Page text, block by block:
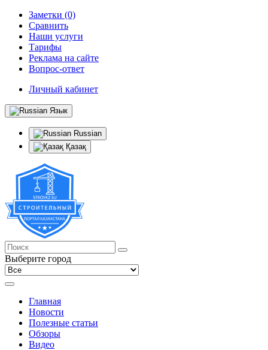
Заметки (0)
Сравнить
Наши услуги
Тарифы
Реклама на сайте
Вопрос-ответ
Личный кабинет
Язык
Russian
Қазақ
Выберите город
Главная
Новости
Полезные статьи
Обзоры
Видео